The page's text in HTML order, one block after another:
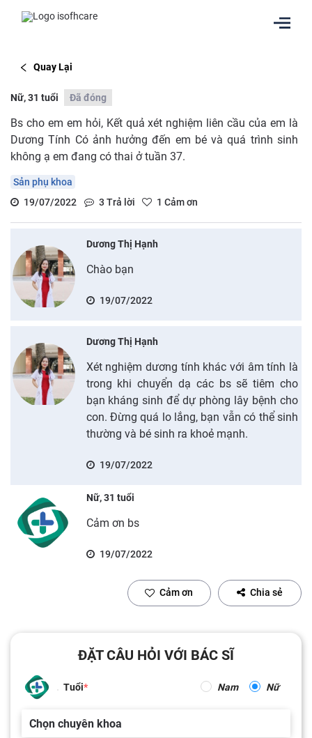
Quay Lại
Nữ, 31 tuổi Đã đóng
Bs cho em em hỏi, Kết quả xét nghiệm liên cầu của em là
Dương Tính Có ảnh hưởng đến em bé và quá trình sinh
không ạ em đang có thai ở tuần 37.
Sản phụ khoa
19/07/2022
3 Trả lời 1 Cảm ơn
Dương Thị Hạnh
Chào bạn
19/07/2022
Dương Thị Hạnh
Xét nghiệm dương tính khác với âm tính là
trong khi chuyển dạ các bs sẽ tiêm cho
bạn kháng sinh để dự phòng lây bệnh cho
con. Đừng quá lo lắng, bạn vẫn có thể sinh
thường và bé sinh ra khoẻ mạnh.
19/07/2022
Nữ, 31 tuổi
Cảm ơn bs
19/07/2022
Cảm ơn Chia sẻ
ĐẶT CÂU HỎI VỚI BÁC SĨ
Tuổi Nam Nữ
Chọn chuyên khoa